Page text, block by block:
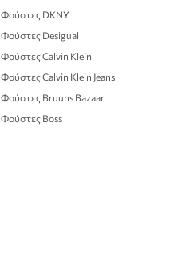
Φούστες DKNY
Φούστες Desigual
Φούστες Calvin Klein
Φούστες Calvin Klein Jeans
Φούστες Bruuns Bazaar
Φούστες Boss